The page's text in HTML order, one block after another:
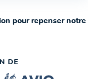
pour repenser notre
DE